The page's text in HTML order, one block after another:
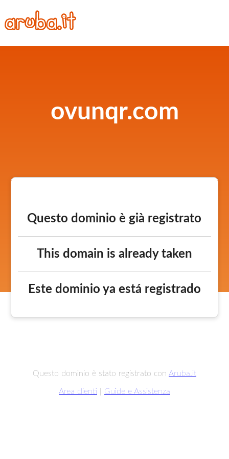
ovunqr.com
Questo dominio è già registrato
This domain is already taken
Este dominio ya está registrado
Questo dominio è stato registrato con Aruba.it
Area clienti Guide e Assistenza